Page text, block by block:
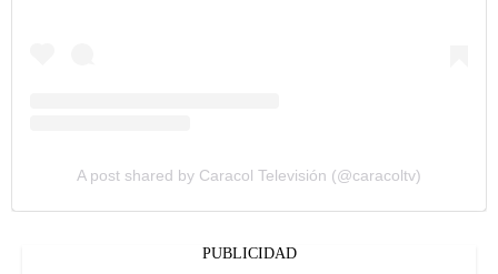
A post shared by Caracol Televisión (@caracoltv)
PUBLICIDAD